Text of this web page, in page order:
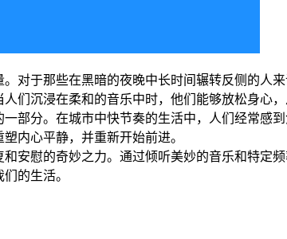
对于那些在黑暗的夜晚中长时间辗转反侧的人
们沉浸在柔和的音乐中时，他们能够放松身心，
部分。在城市中快节奏的生活中，人们经常感
内心平静，并重新开始前进。
安慰的奇妙之力。通过倾听美妙的音乐和特定
的生活。